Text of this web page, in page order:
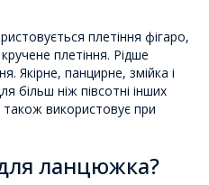
плетіння фігаро,
плетіння. Рідше
Якірне, панцирне, змійка і
більш ніж півсотні інших
також використовує при
ланцюжка?